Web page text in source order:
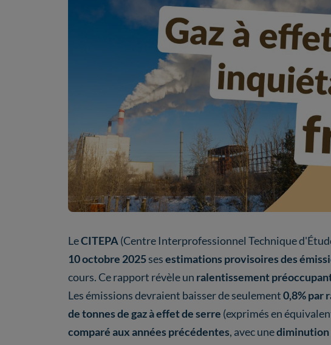
LeCITEPA(Centre Interprofessionnel Technique
10 octobre 2025sesestimations provisoires des
cours. Ce rapport révèle un ralentissement
Les émissions devraient baisser de seulement0,8% par
de tonnes de gaz à effet de serre (exprimés en
comparé aux années précédentes, avec unediminution